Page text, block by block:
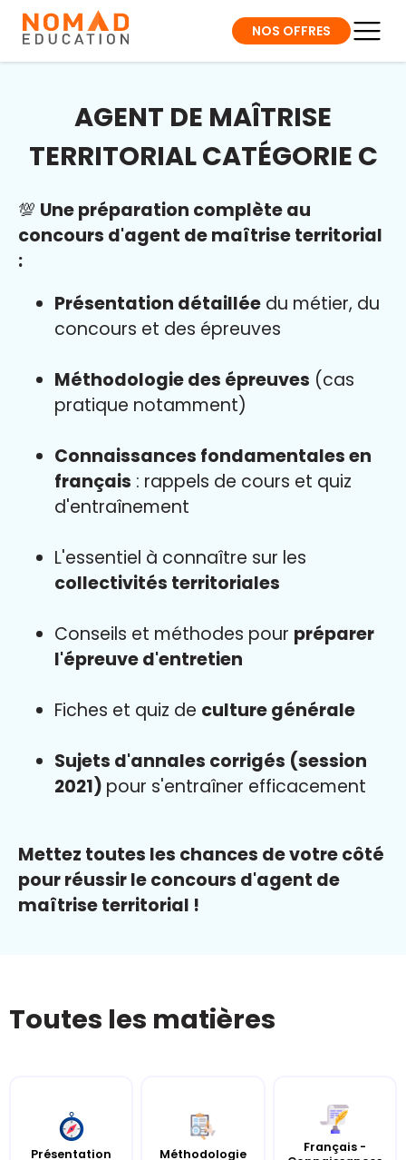
NOS OFFRES
AGENT DE MAÎTRISE
TERRITORIAL CATÉGORIE C
💯 Une préparation complète au
concours d'agent de maîtrise territorial
:
Présentation détaillée du métier, du
concours et des épreuves
Méthodologie des épreuves (cas
pratique notamment)
Connaissances fondamentales en
français : rappels de cours et quiz
d'entraînement
L'essentiel à connaître sur les
collectivités territoriales
Conseils et méthodes pour préparer
l'épreuve d'entretien
Fiches et quiz de culture générale
Sujets d'annales corrigés (session
2021) pour s'entraîner efficacement
Mettez toutes les chances de votre côté
pour réussir le concours d'agent de
maîtrise territorial !
Toutes les matières
Présentation
Méthodologie
Français -